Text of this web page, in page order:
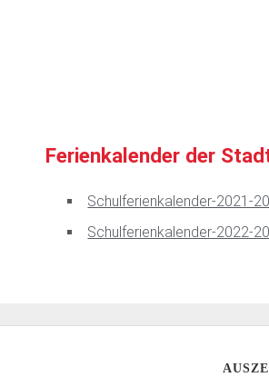
Ferienkalender der
Schulferienkalender-2021-
Schulferienkalender-2022-